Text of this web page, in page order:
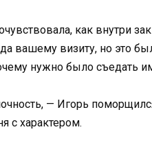
как внутри
вашему визиту, но это
нужно было съедать
— Игорь
с характером.